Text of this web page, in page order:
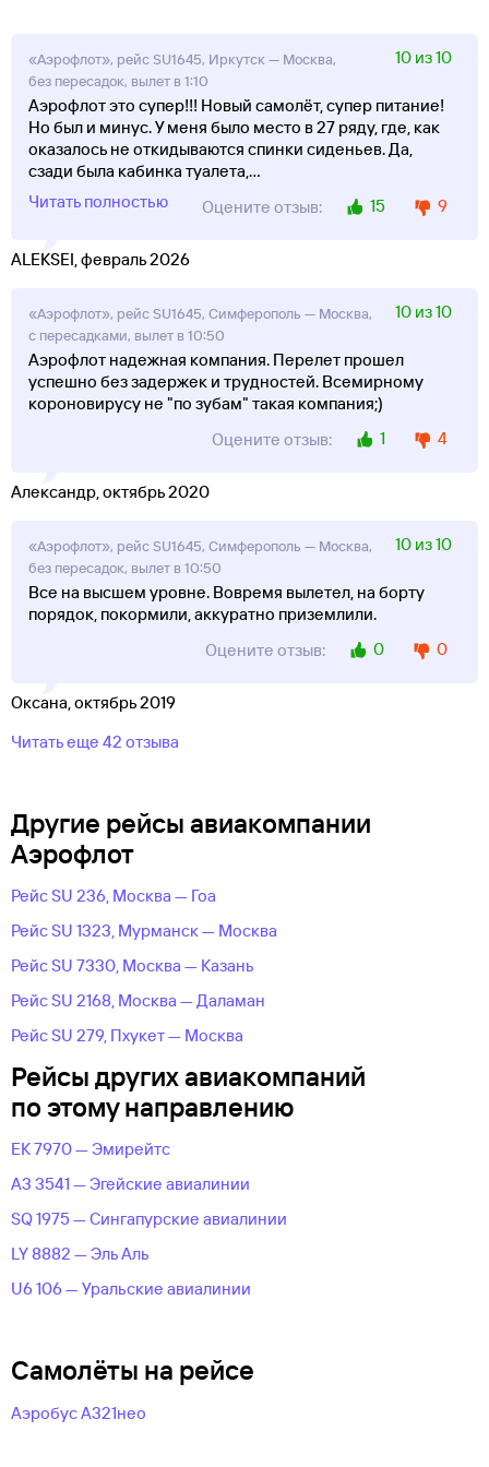
«Аэрофлот», рейс SU1645, Иркутск — Москва,
без пересадок, вылет в 1:10
10 из 10
Аэрофлот это супер!!! Новый самолёт, супер питание!
Но был и минус. У меня было место в 27 ряду, где, как
оказалось не откидываются спинки сиденьев. Да,
сзади была кабинка туалета,...
Читать полностью
Оцените отзыв: 15 9
ALEKSEI, февраль 2026
«Аэрофлот», рейс SU1645, Симферополь — Москва,
с пересадками, вылет в 10:50
10 из 10
Аэрофлот надежная компания. Перелет прошел
успешно без задержек и трудностей. Всемирному
короновирусу не "по зубам" такая компания;)
Оцените отзыв:
1 4
Александр, октябрь 2020
«Аэрофлот», рейс SU1645, Симферополь — Москва,
без пересадок, вылет в 10:50
10 из 10
Все на высшем уровне. Вовремя вылетел, на борту
порядок, покормили, аккуратно приземлили.
Оцените отзыв:
0 0
Оксана, октябрь 2019
Читать еще 42 отзыва
Другие рейсы авиакомпании
Аэрофлот
Рейс SU 236, Москва — Гоа
Рейс SU 1323, Мурманск — Москва
Рейс SU 7330, Москва — Казань
Рейс SU 2168, Москва — Даламан
Рейс SU 279, Пхукет — Москва
Рейсы других авиакомпаний
по этому направлению
EK 7970 — Эмирейтс
A3 3541 — Эгейские авиалинии
SQ 1975 — Сингапурские авиалинии
LY 8882 — Эль Аль
U6 106 — Уральские авиалинии
Самолёты на рейсе
Аэробус А321нео